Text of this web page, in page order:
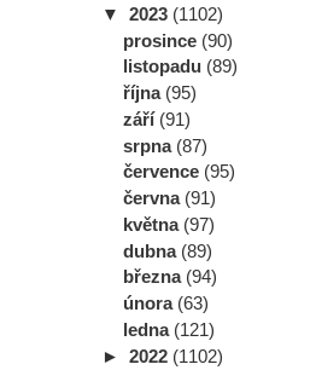
▼ 2023 (1102)
prosince (90)
listopadu (89)
října (95)
září (91)
srpna (87)
července (95)
června (91)
května (97)
dubna (89)
března (94)
února (63)
ledna (121)
► 2022 (1102)